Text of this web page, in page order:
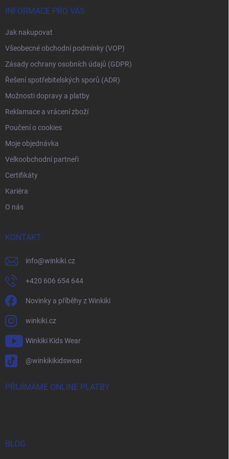
INFORMACE PRO VÁS
Jak nakupovat
Všeobecné obchodní podmínky (VOP)
Zásady ochrany osobních údajů (GDPR)
Řešení spotřebitelských sporů (ADR)
Možnosti dopravy a platby
Reklamace a vrácení zboží
Poučení o cookies
Moje objednávka
Velkoobchodní partneři
Certifikáty
Kariéra
O nás
KONTAKT
info@winkiki.cz
+420 606 654 644
Novinky a příběhy z Winkiki
winkiki.cz
Winkiki Kids Wear
@winkikikidswear
PŘIJÍMÁME ONLINE PLATBY
BLOG